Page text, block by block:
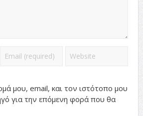
μου, email, και τον ιστότοπο μου
για την επόμενη φορά που θα